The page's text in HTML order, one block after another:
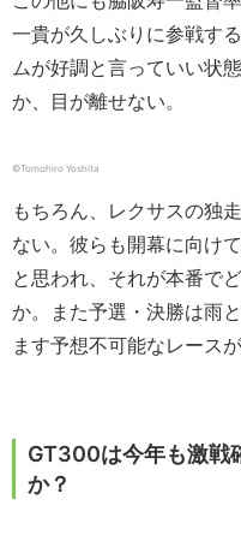
一貴が久しぶりに参戦す
ムが好調と言っていい状
か、目が離せない。
©︎Tomohiro Yoshita
もちろん、レクサスの独
ない。彼らも開幕に向け
と思われ、それが本番で
か。また予選・決勝は雨
ます予想不可能なレース
GT300は今年も激戦
か？